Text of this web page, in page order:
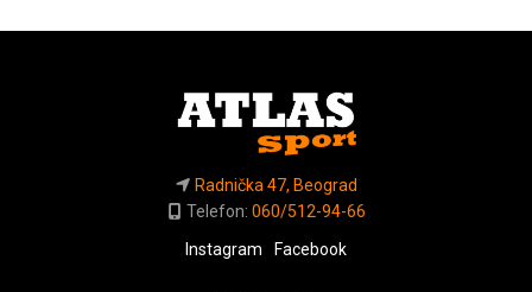
Radnička 47, Beograd
Telefon: 060/512-94-66
Instagram
Facebook